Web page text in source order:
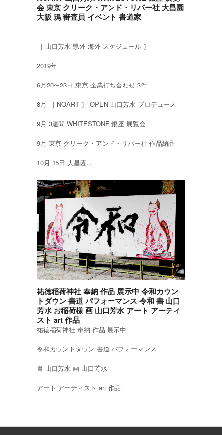
会 東京 クリーク・アンド・リバー社 大昌園
大阪 鴉 審査員 イベント 書道家
［ 山口芳水 県外 海外 スケジュール ］
2019年
6月20〜23日 東京 企業打ち合わせ 3件
8月 ［ NOART ］ OPEN 山口芳水 プロデュース
9月 3週間 WHITESTONE 銀座 展覧会
9月 東京 クリーク・アンド・リバー社 作品納品
10月 15日 大昌園...
祐徳稲荷神社 奉納 作品 展示中 令和カウン
トダウン 書道 パフォーマンス 令和 書 山口
芳水 お稲荷様 画 山口芳水 アート アーティ
スト art 作品
祐徳稲荷神社 奉納 作品 展示中
令和カウントダウン 書道 パフォーマンス
書 山口芳水 画 山口芳水
アート アーティスト art 作品